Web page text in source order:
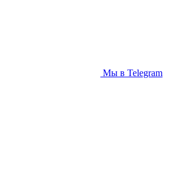
Мы в Telegram